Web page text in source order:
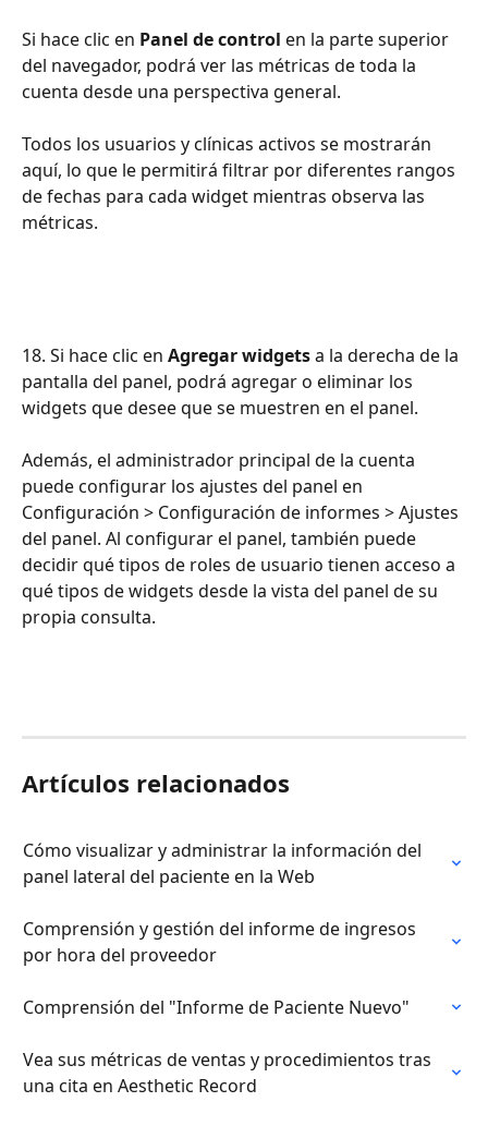
Si hace clic en Panel de control en la parte superior
del navegador, podrá ver las métricas de toda la
cuenta desde una perspectiva general.
Todos los usuarios y clínicas activos se mostrarán
aquí, lo que le permitirá filtrar por diferentes rangos
de fechas para cada widget mientras observa las
métricas.
18. Si hace clic en Agregar widgets a la derecha de la
pantalla del panel, podrá agregar o eliminar los
widgets que desee que se muestren en el panel.
Además, el administrador principal de la cuenta
puede configurar los ajustes del panel en
Configuración > Configuración de informes > Ajustes
del panel. Al configurar el panel, también puede
decidir qué tipos de roles de usuario tienen acceso a
qué tipos de widgets desde la vista del panel de su
propia consulta.
Artículos relacionados
Cómo visualizar y administrar la información del
panel lateral del paciente en la Web
Comprensión y gestión del informe de ingresos
por hora del proveedor
Comprensión del "Informe de Paciente Nuevo"
Vea sus métricas de ventas y procedimientos tras
una cita en Aesthetic Record